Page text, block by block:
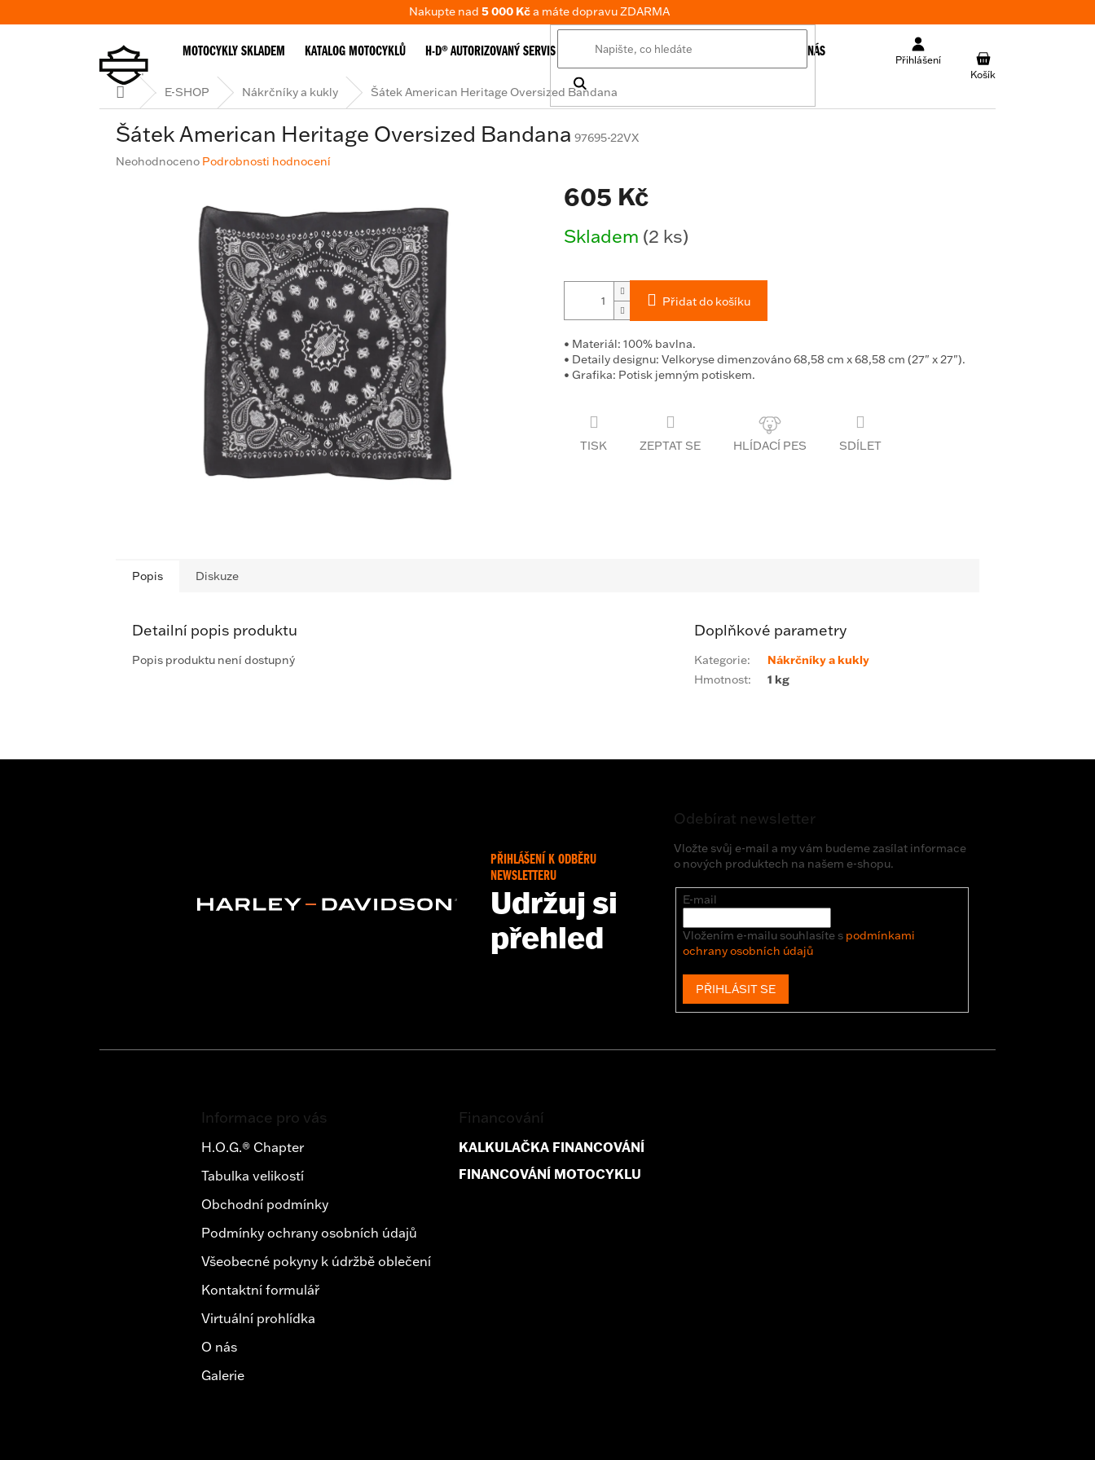
na
Nakupte nad 5 000 Kča máte dopravu ZDARMA
Přihlášení
NÁKUPNÍ
KOŠÍK
MOTOCYKLY SKLADEM KATALOG MOTOCYKLŮ H-D® AUTORIZOVANÝ SERVIS E-SHOP TABULKA VELIKOSTÍ O NÁS
Domů E-SHOP Nákrčníky a kukly Šátek American Heritage Oversized Bandana
Šátek American Heritage Oversized Bandana 97695-22VX
Průměrné
Neohodnoceno Podrobnosti hodnocení
605 Kč
cena:
Skladem (2 ks)
Přidat do košíku
• Materiál: 100% bavlna.
• Detaily designu: Velkoryse dimenzováno 68,58 cm x 68,58 cm (27" x 27").
• Grafika: Potisk jemným potiskem.
TISK ZEPTAT SE SDÍLET
Popis Diskuze
Detailní popis produktu
Popis produktu není dostupný
Doplňkové parametry
Kategorie:
Nákrčníky a kukly
Hmotnost: 1 kg
PŘIHLÁŠENÍ K ODBĚRU
NEWSLETTERU
Udržuj si
přehled
Odebírat newsletter
Vložte svůj e-mail a my vám budeme zasílat informace
o nových produktech na našem e-shopu.
E-mail
Vložením e-mailu souhlasíte s podmínkami
ochrany osobních údajů
PŘIHLÁSIT SE
Informace pro vás
H.O.G.® Chapter
Tabulka velikostí
Obchodní podmínky
Podmínky ochrany osobních údajů
Všeobecné pokyny k údržbě oblečení
Kontaktní formulář
Virtuální prohlídka
O nás
Galerie
Financování
KALKULAČKA FINANCOVÁNÍ
FINANCOVÁNÍ MOTOCYKLU